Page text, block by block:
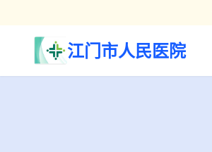
江门市人民医院